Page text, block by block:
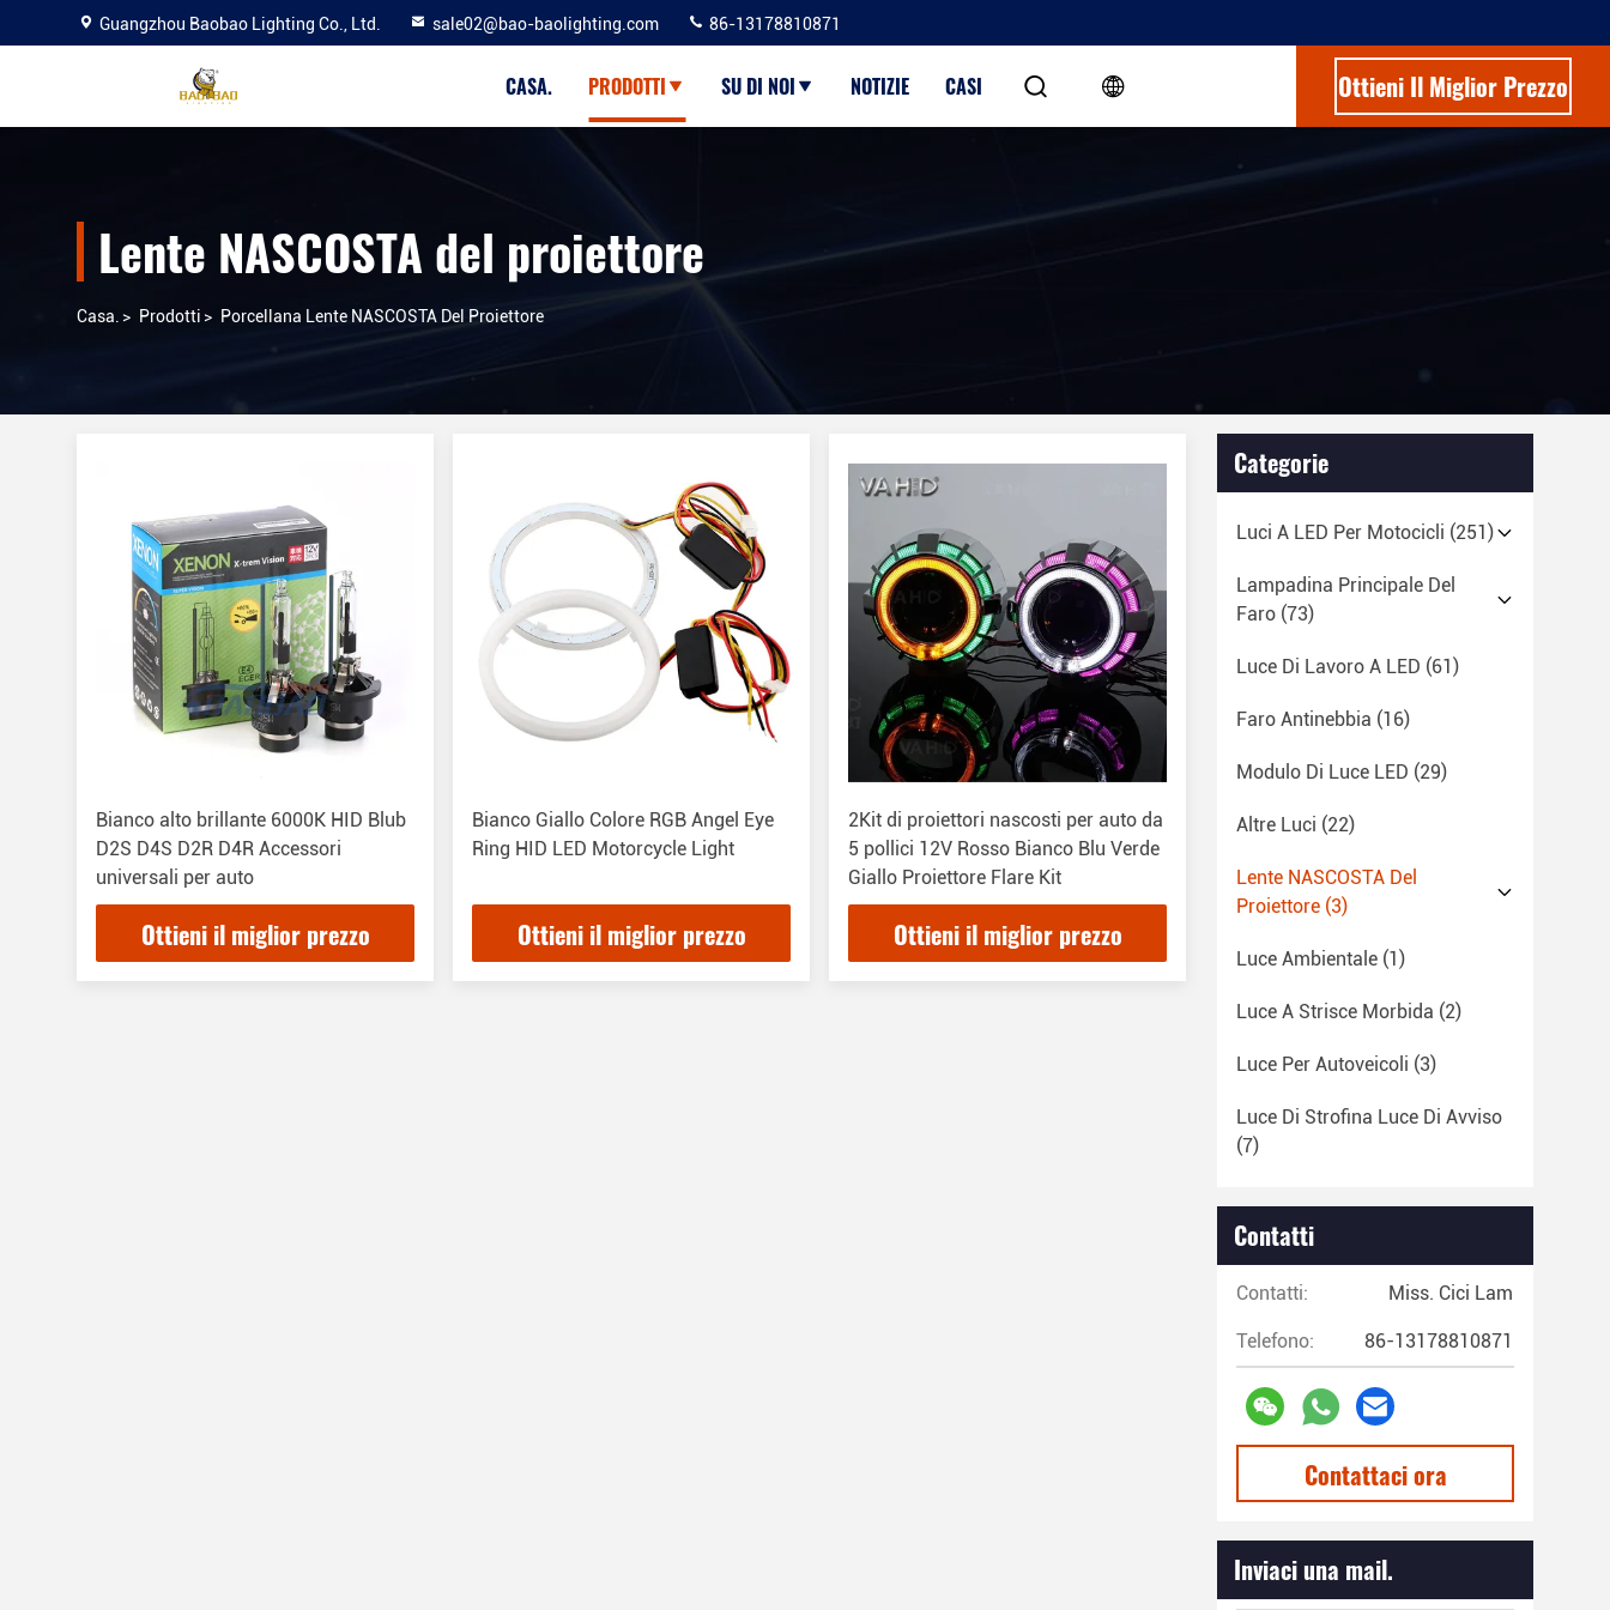
Guangzhou Baobao Lighting Co., Ltd. sale02@bao-baolighting.com 86-13178810871
CASA. PRODOTTI SU DI NOI NOTIZIE CASI Ottieni Il Miglior Prezzo
Lente NASCOSTA del proiettore
Casa. > Prodotti > Porcellana Lente NASCOSTA Del Proiettore
Bianco alto brillante 6000K HID Blub
D2S D4S D2R D4R Accessori
universali per auto
Ottieni il miglior prezzo
Bianco Giallo Colore RGB Angel Eye
Ring HID LED Motorcycle Light
Ottieni il miglior prezzo
2Kit di proiettori nascosti per auto da
5 pollici 12V Rosso Bianco Blu Verde
Giallo Proiettore Flare Kit
Ottieni il miglior prezzo
Categorie
Luci A LED Per Motocicli (251)
Lampadina Principale Del
Faro (73)
Luce Di Lavoro A LED (61)
Faro Antinebbia (16)
Modulo Di Luce LED (29)
Altre Luci (22)
Lente NASCOSTA Del
Proiettore (3)
Luce Ambientale (1)
Luce A Strisce Morbida (2)
Luce Per Autoveicoli (3)
Luce Di Strofina Luce Di Avviso
(7)
Contatti
Contatti: Miss. Cici Lam
Telefono: 86-13178810871
Contattaci ora
Inviaci una mail.